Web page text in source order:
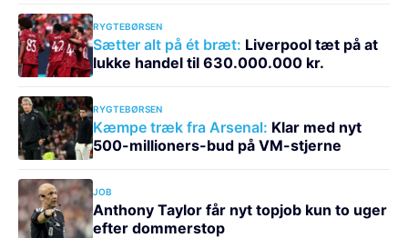
RYGTEBØRSEN
Sætter alt på ét bræt: Liverpool tæt på at
lukke handel til 630.000.000 kr.
RYGTEBØRSEN
Kæmpe træk fra Arsenal: Klar med nyt
500-millioners-bud på VM-stjerne
JOB
Anthony Taylor får nyt topjob kun to uger
efter dommerstop